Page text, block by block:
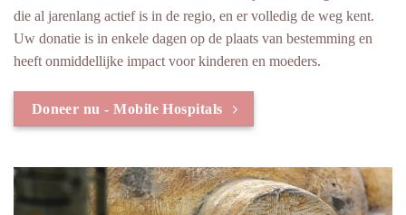
die al jarenlang actief is in de regio, en er volledig de weg kent.
Uw donatie is in enkele dagen op de plaats van bestemming en
heeft onmiddellijke impact voor kinderen en moeders.
Doneer nu - Mobile Hospitals